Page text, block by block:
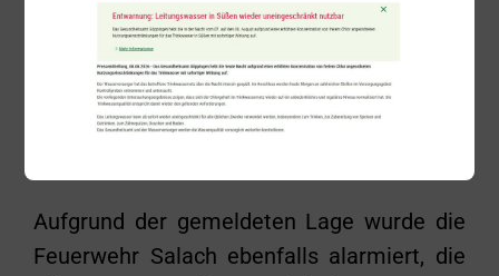
auszugehen war, dass es sich nicht um ein
Brandereignis handelt, wurden die
Räumlichkeiten von einem Trupp
abgesucht und anschließend mit einem
Aufgrund der gemeldeten Lage wurde die
Feuerwehr Salach ebenfalls alarmiert, die